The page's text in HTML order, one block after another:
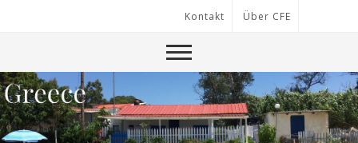
Kontakt Über CFE